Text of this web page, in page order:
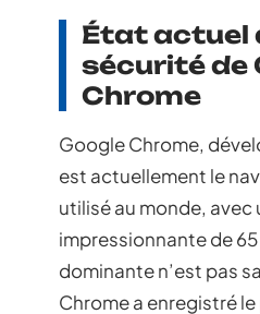
État actuel
sécurité de
Chrome
Google Chrome,
est actuellement le
utilisé au monde, avec
impressionnante de
dominante n’est pas
Chrome a enregistré